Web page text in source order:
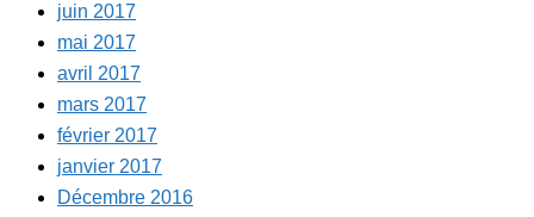
juin 2017
mai 2017
avril 2017
mars 2017
février 2017
janvier 2017
Décembre 2016